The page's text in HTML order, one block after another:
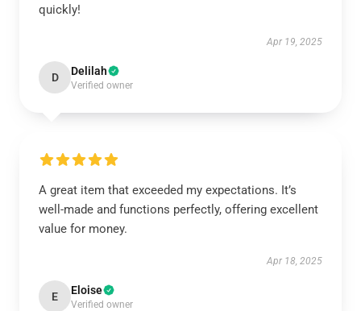
quickly!
Apr 19, 2025
D Delilah
Verified owner
A great item that exceeded my expectations. It’s
well-made and functions perfectly, offering excellent
value for money.
Apr 18, 2025
E Eloise
Verified owner